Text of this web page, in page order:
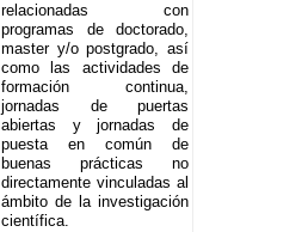
relacionadas con
programas de doctorado,
master y/o postgrado, así
como las actividades de
formación continua,
jornadas de puertas
abiertas y jornadas de
puesta en común de
buenas prácticas no
directamente vinculadas al
ámbito de la investigación
científica.